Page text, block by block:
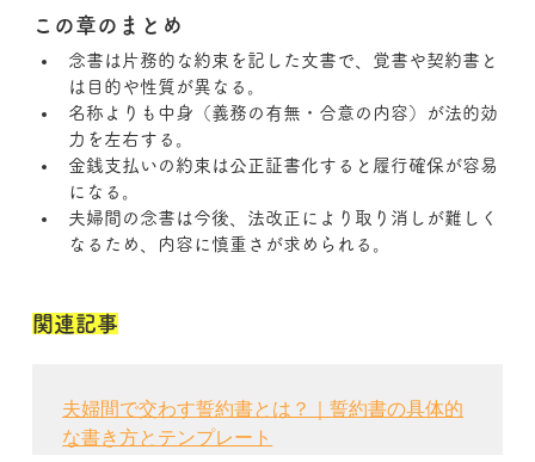
この章のまとめ
念書は片務的な約束を記した文書で、覚書や契約書と
は目的や性質が異なる。
名称よりも中身（義務の有無・合意の内容）が法的効
力を左右する。
金銭支払いの約束は公正証書化すると履行確保が容易
になる。
夫婦間の念書は今後、法改正により取り消しが難しく
なるため、内容に慎重さが求められる。
関連記事
夫婦間で交わす誓約書とは？｜誓約書の具体的
な書き方とテンプレート